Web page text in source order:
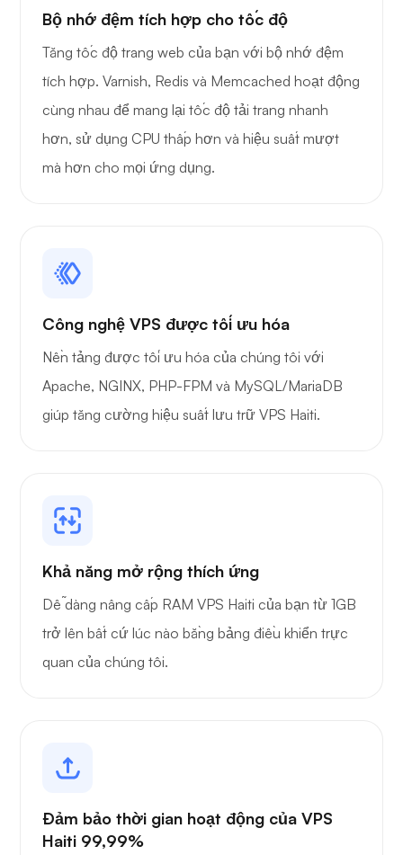
Bộ nhớ đệm tích hợp cho tốc độ
Tăng tốc độ trang web của bạn với bộ nhớ đệm
tích hợp. Varnish, Redis và Memcached hoạt động
cùng nhau để mang lại tốc độ tải trang nhanh
hơn, sử dụng CPU thấp hơn và hiệu suất mượt
mà hơn cho mọi ứng dụng.
Công nghệ VPS được tối ưu hóa
Nền tảng được tối ưu hóa của chúng tôi với
Apache, NGINX, PHP-FPM và MySQL/MariaDB
giúp tăng cường hiệu suất lưu trữ VPS Haiti.
Khả năng mở rộng thích ứng
Dễ dàng nâng cấp RAM VPS Haiti của bạn từ 1GB
trở lên bất cứ lúc nào bằng bảng điều khiển trực
quan của chúng tôi.
Đảm bảo thời gian hoạt động của VPS
Haiti 99,99%